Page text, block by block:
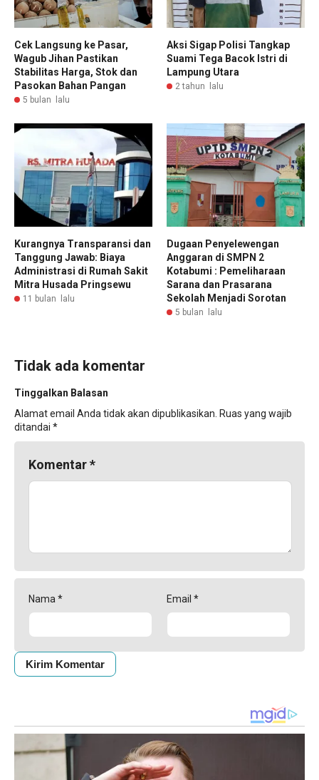
Cek Langsung ke Pasar,
Wagub Jihan Pastikan
Stabilitas Harga, Stok dan
Pasokan Bahan Pangan
5 bulan lalu
Aksi Sigap Polisi Tangkap
Suami Tega Bacok Istri di
Lampung Utara
2 tahun lalu
Kurangnya Transparansi dan
Tanggung Jawab: Biaya
Administrasi di Rumah Sakit
Mitra Husada Pringsewu
11 bulan lalu
Dugaan Penyelewengan
Anggaran di SMPN 2
Kotabumi : Pemeliharaan
Sarana dan Prasarana
Sekolah Menjadi Sorotan
5 bulan lalu
Tidak ada komentar
Tinggalkan Balasan
Alamat email Anda tidak akan dipublikasikan. Ruas yang wajib
ditandai *
Komentar*
Nama * Email *